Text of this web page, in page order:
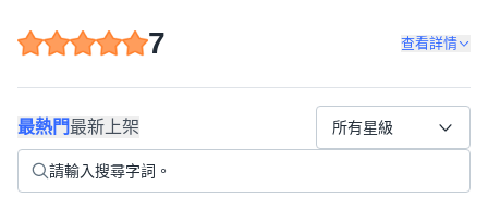
7 查看詳情
最熱門最新上架 所有星級